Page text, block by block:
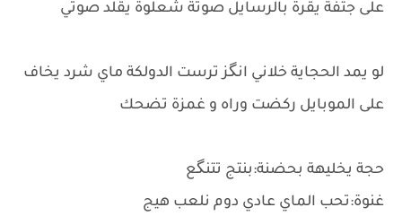
على جتفة يقرة بالرسايل صوتة شعلوة يقلد صوتي
لو يمد الحجاية خلاني انگز ترست الدولكة ماي شرد يخاف
على الموبايل ركضت وراه و غمزة تضحك
حجة يخليهة بحضنة:بنتج تتنگع
غنوة:تحب الماي عادي دوم نلعب هيج